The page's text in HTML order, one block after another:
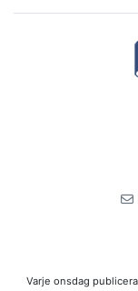
Varje onsdag